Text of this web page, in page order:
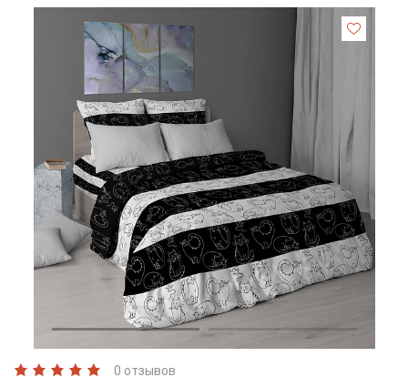
0 отзывов